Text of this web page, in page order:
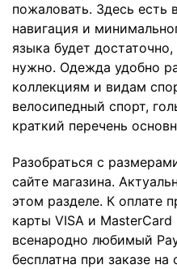
пожаловать. Здесь есть
навигация и
языка будет
нужно. Одежда удобно
коллекциям и видам
велосипедный спорт,
краткий перечень
Разобраться с
сайте магазина.
этом разделе. К оплате
карты VISA и
всенародно любимый
бесплатна при заказе